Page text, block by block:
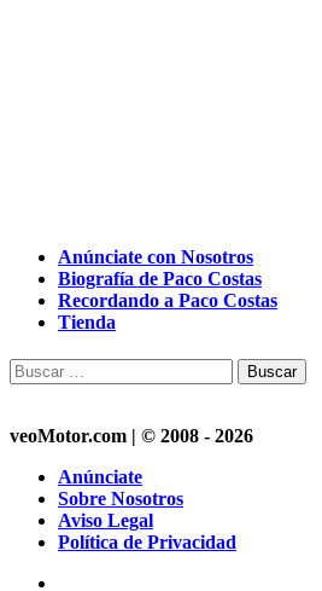
Anúnciate con Nosotros
Biografía de Paco Costas
Recordando a Paco Costas
Tienda
Buscar:
veoMotor.com | © 2008 - 2026
Anúnciate
Sobre Nosotros
Aviso Legal
Política de Privacidad